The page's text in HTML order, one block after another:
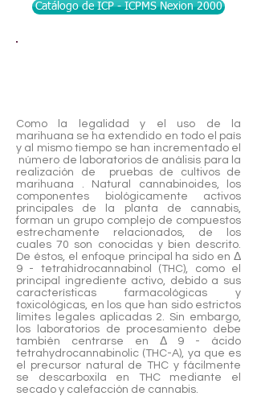
Catálogo de ICP - ICPMS Nexion 2000
Como la legalidad y el uso de la
marihuana se ha extendido en todo el país
y al mismo tiempo se han incrementado el
número de laboratorios de análisis para la
realización de pruebas de cultivos de
marihuana . Natural cannabinoides, los
componentes biológicamente activos
principales de la planta de cannabis,
forman un grupo complejo de compuestos
estrechamente relacionados, de los
cuales 70 son conocidas y bien descrito.
De éstos, el enfoque principal ha sido en Δ
9 - tetrahidrocannabinol (THC), como el
principal ingrediente activo, debido a sus
características farmacológicas y
toxicológicas, en los que han sido estrictos
límites legales aplicadas 2. Sin embargo,
los laboratorios de procesamiento debe
también centrarse en Δ 9 - ácido
tetrahydrocannabinolic (THC-A), ya que es
el precursor natural de THC y fácilmente
se descarboxila en THC mediante el
secado y calefacción de cannabis.